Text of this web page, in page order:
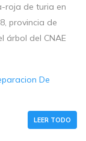
roja de turia en
provincia de
árbol del CNAE
De
LEER TODO